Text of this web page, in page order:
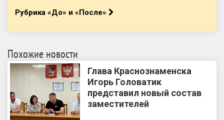
Рубрика «До» и «После»
Похожие новости
Глава Краснознаменска
Игорь Головатик
представил новый состав
заместителей